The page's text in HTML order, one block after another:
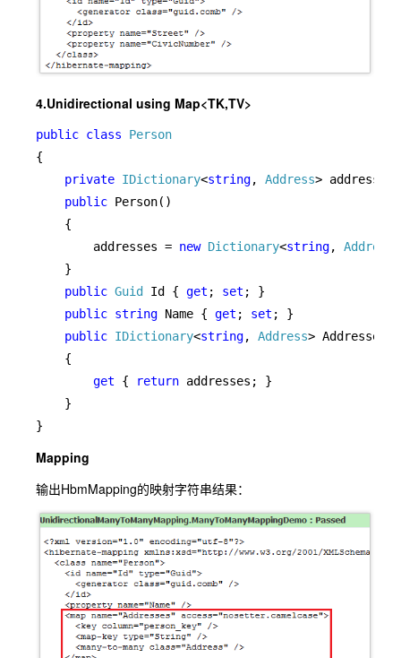
4.Unidirectional using Map<TK,TV>
public class
{
private IDictionary<string, Address> addresses;
public Person()
    {
        addresses =
new Dictionary<string, Address
    }
public Guid Id { get ; set ; }
public string Name { get ; set ; }
public IDictionary<string, Address> Addresses
    {
get { return addresses; }
    }
}
Mapping
输出HbmMapping的映射字符串结果：